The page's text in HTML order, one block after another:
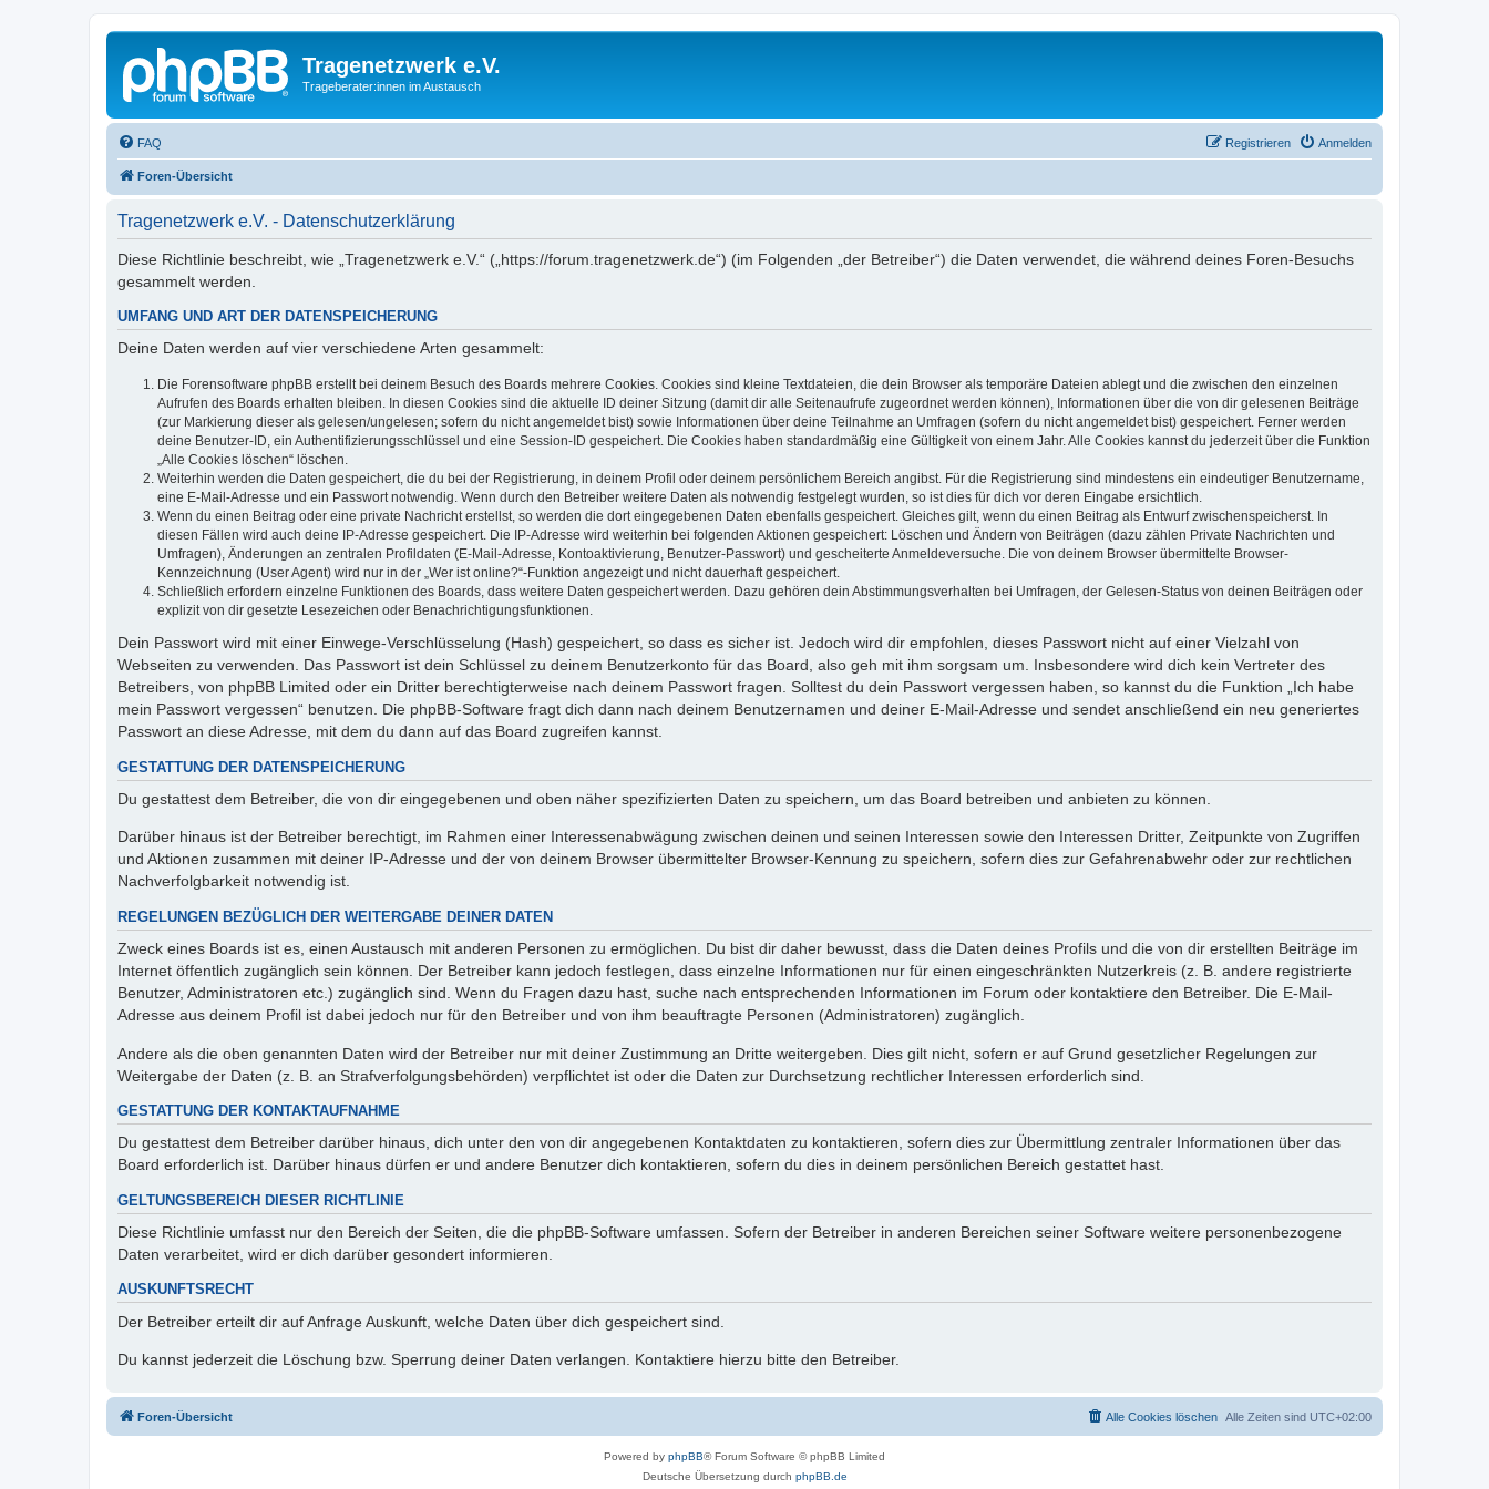
Tragenetzwerk e.V.
Trageberater:innen im Austausch
FAQ Anmelden
Registrieren
Foren-Übersicht
Tragenetzwerk e.V. - Datenschutzerklärung
Diese Richtlinie beschreibt, wie „Tragenetzwerk e.V.“ („https://forum.tragenetzwerk.de“) (im Folgenden „der Betreiber“) die Daten verwendet, die während deines Foren-Besuchs
gesammelt werden.
UMFANG UND ART DER DATENSPEICHERUNG
Deine Daten werden auf vier verschiedene Arten gesammelt:
Die Forensoftware phpBB erstellt bei deinem Besuch des Boards mehrere Cookies. Cookies sind kleine Textdateien, die dein Browser als temporäre Dateien ablegt und die zwischen den einzelnen
Aufrufen des Boards erhalten bleiben. In diesen Cookies sind die aktuelle ID deiner Sitzung (damit dir alle Seitenaufrufe zugeordnet werden können), Informationen über die von dir gelesenen Beiträge
(zur Markierung dieser als gelesen/ungelesen; sofern du nicht angemeldet bist) sowie Informationen über deine Teilnahme an Umfragen (sofern du nicht angemeldet bist) gespeichert. Ferner werden
deine Benutzer-ID, ein Authentifizierungsschlüssel und eine Session-ID gespeichert. Die Cookies haben standardmäßig eine Gültigkeit von einem Jahr. Alle Cookies kannst du jederzeit über die Funktion
„Alle Cookies löschen“ löschen.
Weiterhin werden die Daten gespeichert, die du bei der Registrierung, in deinem Profil oder deinem persönlichem Bereich angibst. Für die Registrierung sind mindestens ein eindeutiger Benutzername,
eine E-Mail-Adresse und ein Passwort notwendig. Wenn durch den Betreiber weitere Daten als notwendig festgelegt wurden, so ist dies für dich vor deren Eingabe ersichtlich.
Wenn du einen Beitrag oder eine private Nachricht erstellst, so werden die dort eingegebenen Daten ebenfalls gespeichert. Gleiches gilt, wenn du einen Beitrag als Entwurf zwischenspeicherst. In
diesen Fällen wird auch deine IP-Adresse gespeichert. Die IP-Adresse wird weiterhin bei folgenden Aktionen gespeichert: Löschen und Ändern von Beiträgen (dazu zählen Private Nachrichten und
Umfragen), Änderungen an zentralen Profildaten (E-Mail-Adresse, Kontoaktivierung, Benutzer-Passwort) und gescheiterte Anmeldeversuche. Die von deinem Browser übermittelte Browser-
Kennzeichnung (User Agent) wird nur in der „Wer ist online?“-Funktion angezeigt und nicht dauerhaft gespeichert.
Schließlich erfordern einzelne Funktionen des Boards, dass weitere Daten gespeichert werden. Dazu gehören dein Abstimmungsverhalten bei Umfragen, der Gelesen-Status von deinen Beiträgen oder
explizit von dir gesetzte Lesezeichen oder Benachrichtigungsfunktionen.
Dein Passwort wird mit einer Einwege-Verschlüsselung (Hash) gespeichert, so dass es sicher ist. Jedoch wird dir empfohlen, dieses Passwort nicht auf einer Vielzahl von
Webseiten zu verwenden. Das Passwort ist dein Schlüssel zu deinem Benutzerkonto für das Board, also geh mit ihm sorgsam um. Insbesondere wird dich kein Vertreter des
Betreibers, von phpBB Limited oder ein Dritter berechtigterweise nach deinem Passwort fragen. Solltest du dein Passwort vergessen haben, so kannst du die Funktion „Ich habe
mein Passwort vergessen“ benutzen. Die phpBB-Software fragt dich dann nach deinem Benutzernamen und deiner E-Mail-Adresse und sendet anschließend ein neu generiertes
Passwort an diese Adresse, mit dem du dann auf das Board zugreifen kannst.
GESTATTUNG DER DATENSPEICHERUNG
Du gestattest dem Betreiber, die von dir eingegebenen und oben näher spezifizierten Daten zu speichern, um das Board betreiben und anbieten zu können.
Darüber hinaus ist der Betreiber berechtigt, im Rahmen einer Interessenabwägung zwischen deinen und seinen Interessen sowie den Interessen Dritter, Zeitpunkte von Zugriffen
und Aktionen zusammen mit deiner IP-Adresse und der von deinem Browser übermittelter Browser-Kennung zu speichern, sofern dies zur Gefahrenabwehr oder zur rechtlichen
Nachverfolgbarkeit notwendig ist.
REGELUNGEN BEZÜGLICH DER WEITERGABE DEINER DATEN
Zweck eines Boards ist es, einen Austausch mit anderen Personen zu ermöglichen. Du bist dir daher bewusst, dass die Daten deines Profils und die von dir erstellten Beiträge im
Internet öffentlich zugänglich sein können. Der Betreiber kann jedoch festlegen, dass einzelne Informationen nur für einen eingeschränkten Nutzerkreis (z. B. andere registrierte
Benutzer, Administratoren etc.) zugänglich sind. Wenn du Fragen dazu hast, suche nach entsprechenden Informationen im Forum oder kontaktiere den Betreiber. Die E-Mail-
Adresse aus deinem Profil ist dabei jedoch nur für den Betreiber und von ihm beauftragte Personen (Administratoren) zugänglich.
Andere als die oben genannten Daten wird der Betreiber nur mit deiner Zustimmung an Dritte weitergeben. Dies gilt nicht, sofern er auf Grund gesetzlicher Regelungen zur
Weitergabe der Daten (z. B. an Strafverfolgungsbehörden) verpflichtet ist oder die Daten zur Durchsetzung rechtlicher Interessen erforderlich sind.
GESTATTUNG DER KONTAKTAUFNAHME
Du gestattest dem Betreiber darüber hinaus, dich unter den von dir angegebenen Kontaktdaten zu kontaktieren, sofern dies zur Übermittlung zentraler Informationen über das
Board erforderlich ist. Darüber hinaus dürfen er und andere Benutzer dich kontaktieren, sofern du dies in deinem persönlichen Bereich gestattet hast.
GELTUNGSBEREICH DIESER RICHTLINIE
Diese Richtlinie umfasst nur den Bereich der Seiten, die die phpBB-Software umfassen. Sofern der Betreiber in anderen Bereichen seiner Software weitere personenbezogene
Daten verarbeitet, wird er dich darüber gesondert informieren.
AUSKUNFTSRECHT
Der Betreiber erteilt dir auf Anfrage Auskunft, welche Daten über dich gespeichert sind.
Du kannst jederzeit die Löschung bzw. Sperrung deiner Daten verlangen. Kontaktiere hierzu bitte den Betreiber.
Foren-Übersicht Alle Zeiten sind UTC+02:00
Alle Cookies löschen
Powered by phpBB® Forum Software © phpBB Limited
Deutsche Übersetzung durch phpBB.de